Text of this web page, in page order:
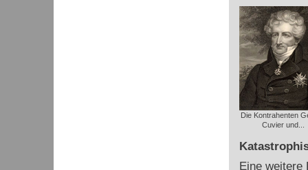
Die Kontrahenten
Cuvier und...
Eine weitere